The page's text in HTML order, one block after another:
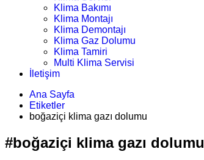
Klima Bakımı
Klima Montajı
Klima Demontajı
Klima Gaz Dolumu
Klima Tamiri
Multi Klima Servisi
İletişim
Ana Sayfa
Etiketler
boğaziçi klima gazı dolumu
#boğaziçi klima gazı dolumu